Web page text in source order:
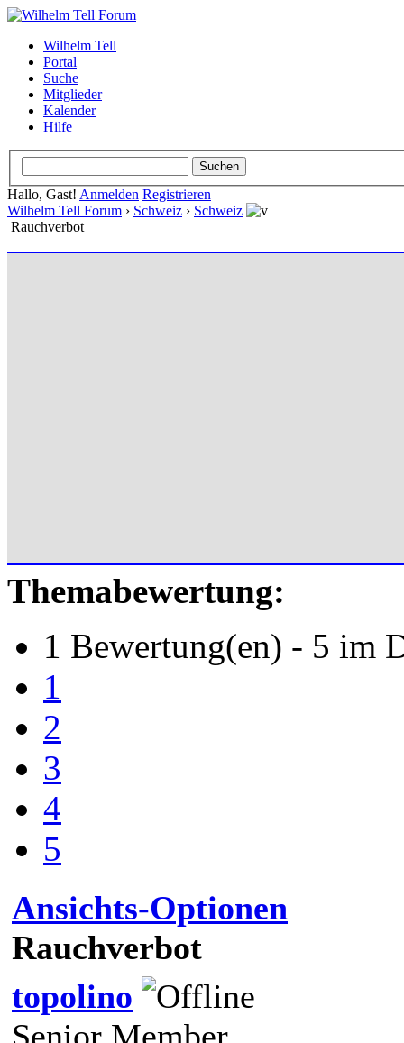
Wilhelm Tell
Portal
Suche
Mitglieder
Kalender
Hilfe
Hallo, Gast! Anmelden Registrieren
Wilhelm Tell Forum › Schweiz › Schweiz
Rauchverbot
Themabewertung:
1 Bewertung(en) - 5 im
1
2
3
4
5
Ansichts-Optionen
Rauchverbot
topolino
Senior Member